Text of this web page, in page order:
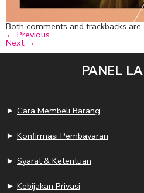
Both comments and trackbacks are
← Previous
Next →
PANEL
► Cara Membeli Barang
► Konfirmasi Pembayaran
► Syarat & Ketentuan
► Kebijakan Privasi